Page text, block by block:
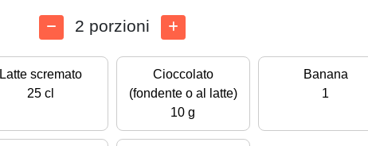
2 porzioni
Latte scremato
25 cl
Cioccolato
(fondente o al latte)
10 g
Banana
1